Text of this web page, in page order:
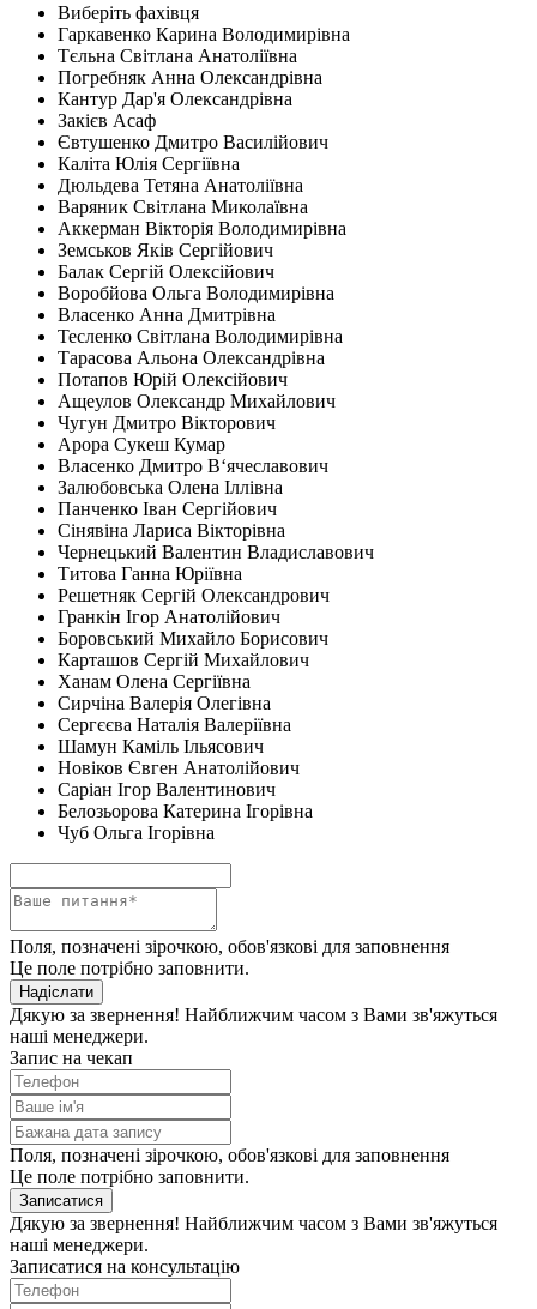
Виберіть фахівця
Гаркавенко Карина Володимирівна
Тєльна Світлана Анатоліївна
Погребняк Анна Олександрівна
Кантур Дар'я Олександрівна
Закієв Асаф
Євтушенко Дмитро Василійович
Каліта Юлія Сергіївна
Дюльдева Тетяна Анатоліївна
Варяник Світлана Миколаївна
Аккерман Вікторія Володимирівна
Земськов Яків Сергійович
Балак Сергій Олексійович
Воробйова Ольга Володимирівна
Власенко Анна Дмитрівна
Тесленко Світлана Володимирівна
Тарасова Альона Олександрівна
Потапов Юрій Олексійович
Ащеулов Олександр Михайлович
Чугун Дмитро Вікторович
Арора Сукеш Кумар
Власенко Дмитро В‘ячеславович
Залюбовська Олена Іллівна
Панченко Іван Сергійович
Сінявіна Лариса Вікторівна
Чернецький Валентин Владиславович
Титова Ганна Юріївна
Решетняк Сергій Олександрович
Гранкін Ігор Анатолійович
Боровський Михайло Борисович
Карташов Сергій Михайлович
Ханам Олена Сергіївна
Сирчіна Валерія Олегівна
Сергєєва Наталія Валеріївна
Шамун Каміль Ільясович
Новіков Євген Анатолійович
Саріан Ігор Валентинович
Белозьорова Катерина Ігорівна
Чуб Ольга Ігорівна
Поля, позначені зірочкою, обов'язкові для заповнення
Це поле потрібно заповнити.
Надіслати
Дякую за звернення! Найближчим часом з Вами зв'яжуться
наші менеджери.
Запис на чекап
Поля, позначені зірочкою, обов'язкові для заповнення
Це поле потрібно заповнити.
Записатися
Дякую за звернення! Найближчим часом з Вами зв'яжуться
наші менеджери.
Записатися на консультацію